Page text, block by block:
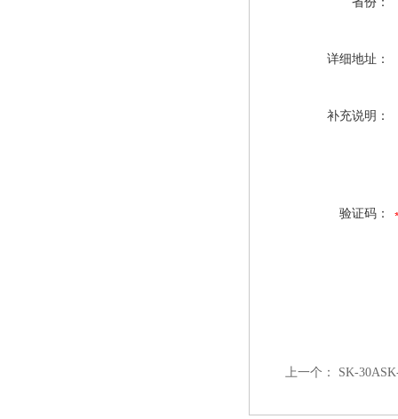
详细地址：
补充说明：
验证码：
上一个： SK-